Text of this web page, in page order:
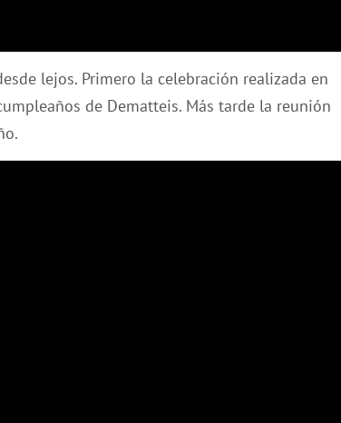
lejos. Primero la celebración realizada en
de Dematteis. Más tarde la reunión